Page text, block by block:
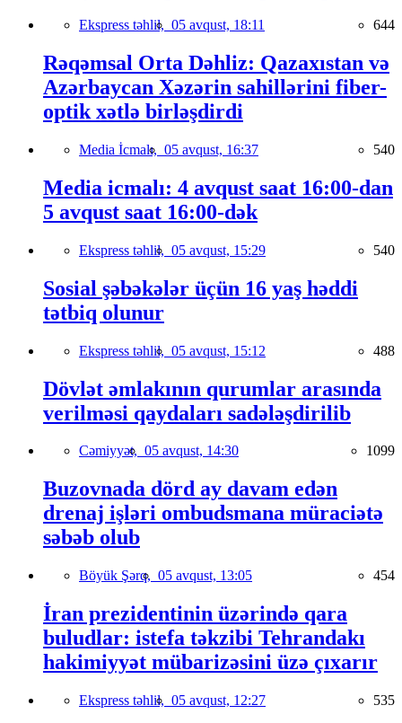
Ekspress təhlil, 05 avqust, 18:11 644
Rəqəmsal Orta Dəhliz: Qazaxıstan və
Azərbaycan Xəzərin sahillərini fiber-
optik xətlə birləşdirdi
Media İcmalı, 05 avqust, 16:37 540
Media icmalı: 4 avqust saat 16:00-dan
5 avqust saat 16:00-dək
Ekspress təhlil, 05 avqust, 15:29 540
Sosial şəbəkələr üçün 16 yaş həddi
tətbiq olunur
Ekspress təhlil, 05 avqust, 15:12 488
Dövlət əmlakının qurumlar arasında
verilməsi qaydaları sadələşdirilib
Cəmiyyət, 05 avqust, 14:30 1099
Buzovnada dörd ay davam edən
drenaj işləri ombudsmana müraciətə
səbəb olub
Böyük Şərq, 05 avqust, 13:05 454
İran prezidentinin üzərində qara
buludlar: istefa təkzibi Tehrandakı
hakimiyyət mübarizəsini üzə çıxarır
Ekspress təhlil, 05 avqust, 12:27 535